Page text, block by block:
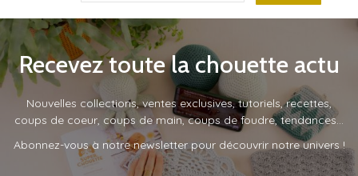
Recevez toute la chouette actu
Nouvelles collections, ventes exclusives, tutoriels, recettes,
coups de coeur, coups de main, coups de foudre, tendances…
Abonnez-vous à notre newsletter pour découvrir notre univers !